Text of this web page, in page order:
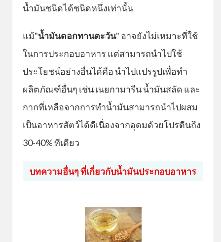
น้ำมันชนิดได้ชนิดหนึ่งเท่านั้น
แม้"น้ำมันดอกทานตะวัน" อาจยังไม่เหมาะที่ใช้
ในการประกอบอาหาร แต่สามารถนำไปใช้
ประโยชน์อย่างอื่นได้คือ นำไปแปรรูปเพื่อทำ
ผลิตภัณฑ์อื่นๆ เช่น เนยกามารีน น้ำมันสลัด และ
กากที่เหลือจากการทำน้ำมันสามารถนำไปผสม
เป็นอาหารสัตว์ได้ดีเนื่องจากอุดมด้วยโปรตีนถึง
30-40% ทีเดียว
บทความอื่นๆ ที่เกี่ยวกับน้ำมันประกอบอาหาร